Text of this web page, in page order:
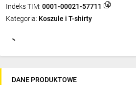
Indeks TIM: 0001-00021-57711
Kategoria: Koszule i T-shirty
DANE PRODUKTOWE